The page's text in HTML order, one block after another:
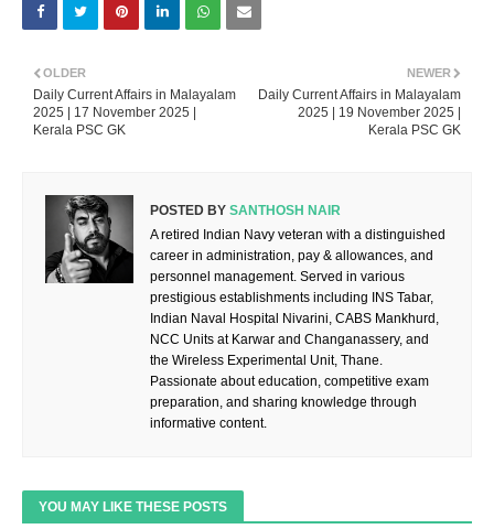
NEWER
Daily Current Affairs in Malayalam
2025 | 19 November 2025 |
Kerala PSC GK
OLDER
Daily Current Affairs in Malayalam
2025 | 17 November 2025 |
Kerala PSC GK
POSTED BY SANTHOSH NAIR
A retired Indian Navy veteran with a distinguished
career in administration, pay & allowances, and
personnel management. Served in various
prestigious establishments including INS Tabar,
Indian Naval Hospital Nivarini, CABS Mankhurd,
NCC Units at Karwar and Changanassery, and
the Wireless Experimental Unit, Thane.
Passionate about education, competitive exam
preparation, and sharing knowledge through
informative content.
YOU MAY LIKE THESE POSTS